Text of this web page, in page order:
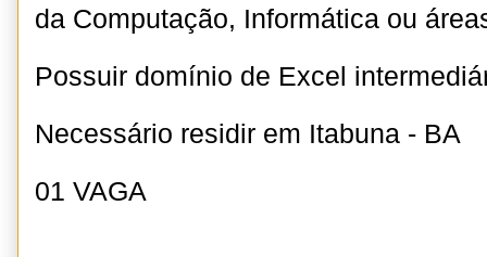
da Computação, Informática ou
Possuir domínio de Excel
Necessário residir em Itabuna - BA
01 VAGA